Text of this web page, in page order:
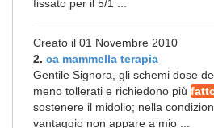
fissato per il 5/1 ...
Creato il 01 Novembre 2010
2. ca mammella terapia
Gentile Signora, gli schemi dose
meno tollerati e richiedono più
sostenere il midollo; nella
vantaggio non appare a mio ...